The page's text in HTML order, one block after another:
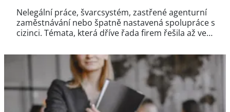
Nelegální práce, švarcsystém, zastřené agenturní
zaměstnávání nebo špatně nastavená spolupráce s
cizinci. Témata, která dříve řada firem řešila až ve…